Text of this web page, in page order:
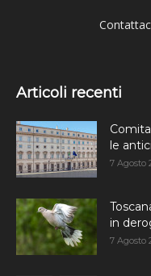
Articoli recenti
le
7 Agosto
in
7 Agosto